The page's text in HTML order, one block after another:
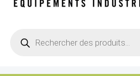
search